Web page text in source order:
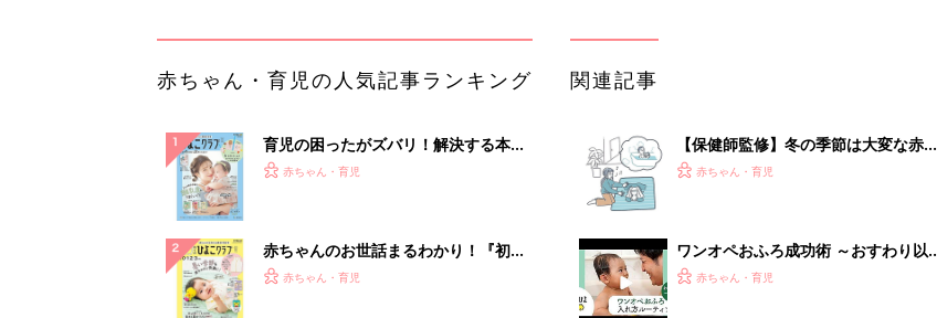
赤ちゃん・育児の人気記事ランキング
育児の困ったがズバリ！解決する本
『ひよこクラブ 夏号』 4カ月～2才
赤ちゃん・育児
赤ちゃんのお世話まるわかり！『初め
てのひよこクラブ 夏号』〈巻頭大特
赤ちゃん・育児
関連記事
【保健師監修】冬の季節は大変な赤ち
ゃんのおふろ、イライラしない夫との
赤ちゃん・育児
ワンオペおふろ成功術 ～おすわり以
降の赤ちゃん編～【動画】
赤ちゃん・育児